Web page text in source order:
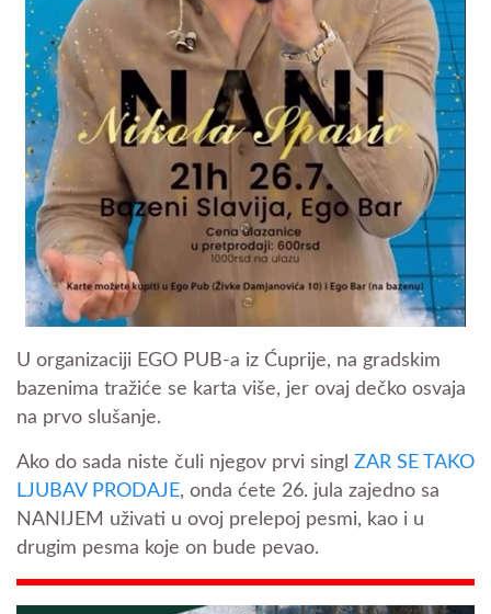
U organizaciji EGO PUB-a iz Ćuprije, na gradskim
bazenima tražiće se karta više, jer ovaj dečko osvaja
na prvo slušanje.
Ako do sada niste čuli njegov prvi singl ZAR SE TAKO
LJUBAV PRODAJE, onda ćete 26. jula zajedno sa
NANIJEM uživati u ovoj prelepoj pesmi, kao i u
drugim pesma koje on bude pevao.